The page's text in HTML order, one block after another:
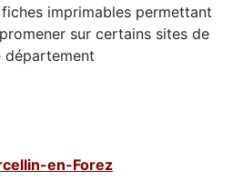
imprimables permettant
sur certains sites de
département
en-Forez